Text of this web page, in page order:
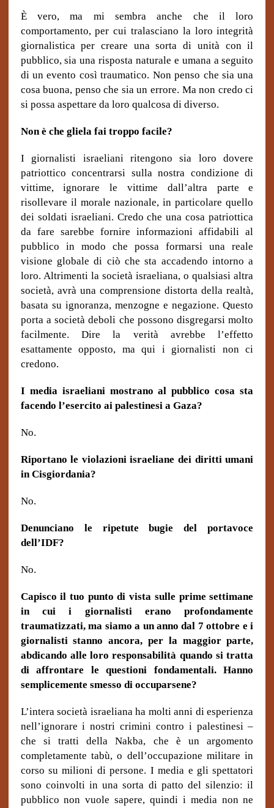
È vero, ma mi sembra anche che il loro
comportamento, per cui tralasciano la loro integrità
giornalistica per creare una sorta di unità con il
pubblico, sia una risposta naturale e umana a seguito
di un evento così traumatico. Non penso che sia una
cosa buona, penso che sia un errore. Ma non credo ci
si possa aspettare da loro qualcosa di diverso.
Non è che gliela fai troppo facile?
I giornalisti israeliani ritengono sia loro dovere
patriottico concentrarsi sulla nostra condizione di
vittime, ignorare le vittime dall’altra parte e
risollevare il morale nazionale, in particolare quello
dei soldati israeliani. Credo che una cosa patriottica
da fare sarebbe fornire informazioni affidabili al
pubblico in modo che possa formarsi una reale
visione globale di ciò che sta accadendo intorno a
loro. Altrimenti la società israeliana, o qualsiasi altra
società, avrà una comprensione distorta della realtà,
basata su ignoranza, menzogne e negazione. Questo
porta a società deboli che possono disgregarsi molto
facilmente. Dire la verità avrebbe l’effetto
esattamente opposto, ma qui i giornalisti non ci
credono.
I media israeliani mostrano al pubblico cosa sta
facendo l’esercito ai palestinesi a Gaza?
No.
Riportano le violazioni israeliane dei diritti umani
in Cisgiordania?
No.
Denunciano le ripetute bugie del portavoce
dell’IDF?
No.
Capisco il tuo punto di vista sulle prime settimane
in cui i giornalisti erano profondamente
traumatizzati, ma siamo a un anno dal 7 ottobre e i
giornalisti stanno ancora, per la maggior parte,
abdicando alle loro responsabilità quando si tratta
di affrontare le questioni fondamentali.Hanno
semplicemente smesso di occuparsene?
L’intera società israeliana ha molti anni di esperienza
nell’ignorare i nostri crimini contro i palestinesi –
che si tratti della Nakba, che è un argomento
completamente tabù, o dell’occupazione militare in
corso su milioni di persone. I media e gli spettatori
sono coinvolti in una sorta di patto del silenzio: il
pubblico non vuole sapere, quindi i media non ne